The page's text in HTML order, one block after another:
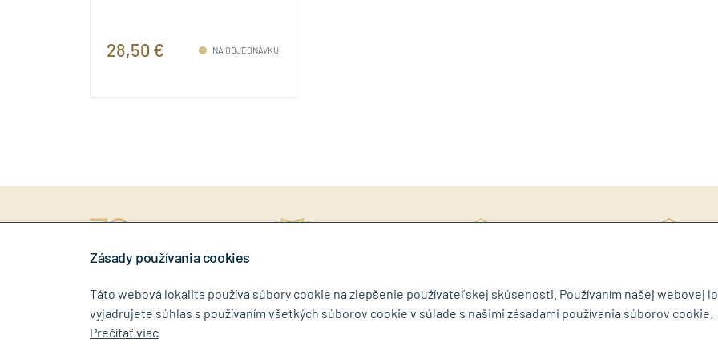
28,50 € NA OBJEDNÁVKU
prístup
0917 268 507 info@tinbyt.sk
Zásady používania cookies
Táto webová lokalita používa súbory cookie na zlepšenie používateľskej skúsenosti. Používaním našej webovej
vyjadrujete súhlas s používaním všetkých súborov cookie v súlade s našimi zásadami používania súborov cookie.
Prečítať viac